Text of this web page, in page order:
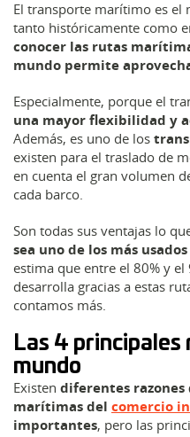
El transporte marítimo es el
tanto históricamente como
conocer las rutas
mundo permite
Especialmente, porque el
una mayor flexibilidad y
Además, es uno de los
existen para el traslado de
en cuenta el gran volumen
cada barco.
Son todas sus ventajas lo
sea uno de los más
estima que entre el 80% y
desarrolla gracias a estas
contamos más.
Las 4 principales
mundo
Existen diferentes
marítimas del comercio
importantes, pero las